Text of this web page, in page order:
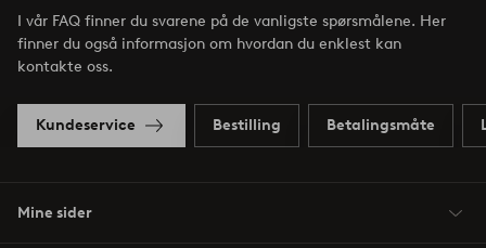
I vår FAQ finner du svarene på de vanligste spørsmålene. Her
finner du også informasjon om hvordan du enklest kan
kontakte oss.
Kundeservice Bestilling Betalingsmåte
Mine sider